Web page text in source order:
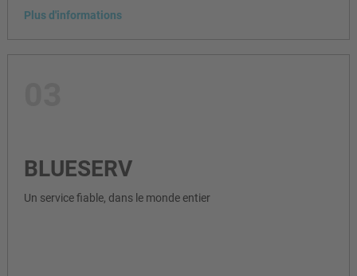
Plus d'informations
BLUESERV
Un service fiable, dans le monde entier